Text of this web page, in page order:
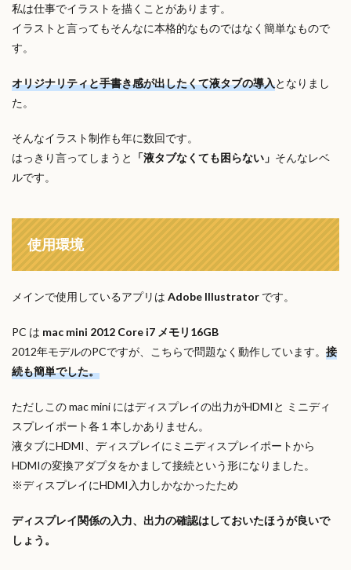
私は仕事でイラストを描くことがあります。
イラストと言ってもそんなに本格的なものではなく簡単なもので
す。
オリジナリティと手書き感が出したくて液タブの導入となりまし
た。
そんなイラスト制作も年に数回です。
はっきり言ってしまうと
「液タブなくても困らない」 そんなレベ
ルです。
使用環境
メインで使用しているアプリは Adobe Illustrator です。
PC は mac mini 2012 Core i7 メモリ16GB
2012年モデルのPCですが、こちらで問題なく動作しています。 接
続も簡単でした。
ただしこの mac mini にはディスプレイの出力がHDMIと ミニディ
スプレイポート各１本しかありません。
液タブにHDMI、ディスプレイにミニディスプレイポートから
HDMIの変換アダプタをかまして接続という形になりました。
※ディスプレイにHDMI入力しかなかったため
ディスプレイ関係の入力、出力の確認はしておいたほうが良いで
しょう。